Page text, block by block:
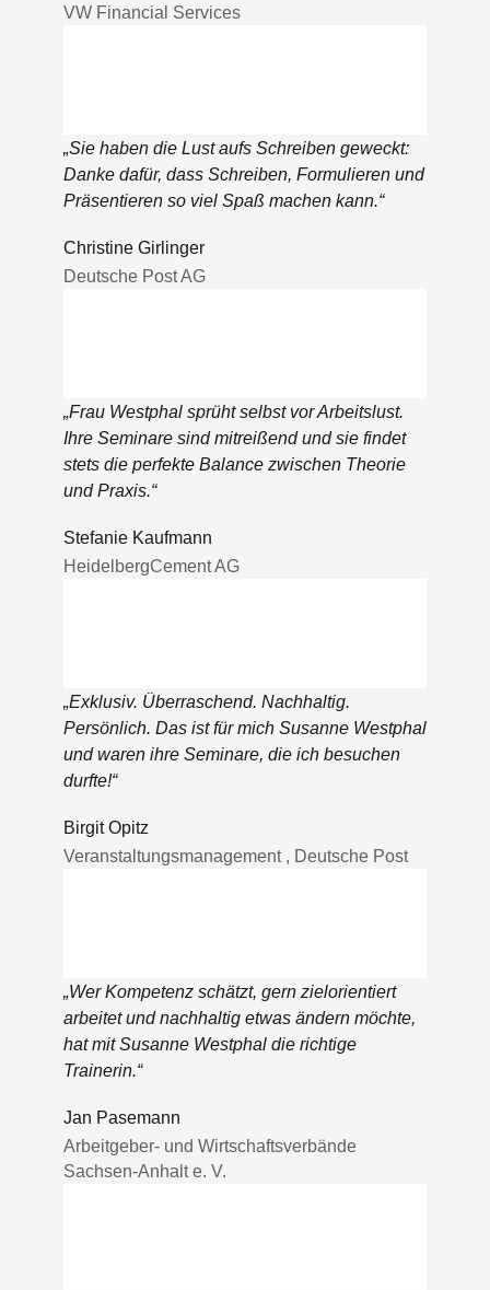
VW Financial Services
„Sie haben die Lust aufs Schreiben geweckt:
Danke dafür, dass Schreiben, Formulieren und
Präsentieren so viel Spaß machen kann.“
Christine Girlinger
Deutsche Post AG
„Frau Westphal sprüht selbst vor Arbeitslust.
Ihre Seminare sind mitreißend und sie findet
stets die perfekte Balance zwischen Theorie
und Praxis.“
Stefanie Kaufmann
HeidelbergCement AG
„Exklusiv. Überraschend. Nachhaltig.
Persönlich. Das ist für mich Susanne Westphal
und waren ihre Seminare, die ich besuchen
durfte!“
Birgit Opitz
Veranstaltungsmanagement, Deutsche Post
„Wer Kompetenz schätzt, gern zielorientiert
arbeitet und nachhaltig etwas ändern möchte,
hat mit Susanne Westphal die richtige
Trainerin.“
Jan Pasemann
Arbeitgeber- und Wirtschaftsverbände
Sachsen-Anhalt e. V.